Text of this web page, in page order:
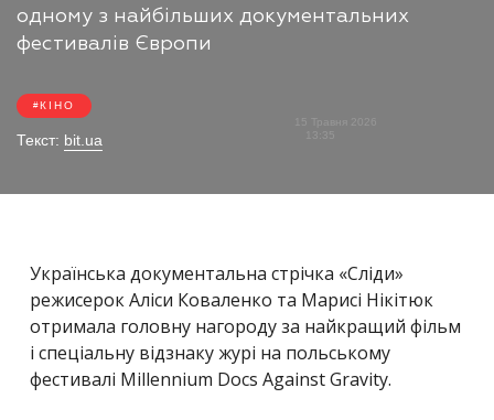
одному з найбільших документальних
фестивалів Європи
КІНО
Текст: bit.ua
Українська документальна стрічка «Сліди»
режисерок Аліси Коваленко та Марисі Нікітюк
отримала головну нагороду за найкращий фільм
і спеціальну відзнаку журі на польському
фестивалі Millennium Docs Against Gravity.